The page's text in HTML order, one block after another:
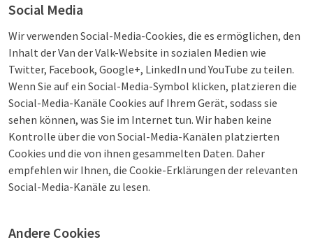
Social Media
Wir verwenden Social-Media-Cookies, die es ermöglichen, den
Inhalt der Van der Valk-Website in sozialen Medien wie
Twitter, Facebook, Google+, LinkedIn und YouTube zu teilen.
Wenn Sie auf ein Social-Media-Symbol klicken, platzieren die
Social-Media-Kanäle Cookies auf Ihrem Gerät, sodass sie
sehen können, was Sie im Internet tun. Wir haben keine
Kontrolle über die von Social-Media-Kanälen platzierten
Cookies und die von ihnen gesammelten Daten. Daher
empfehlen wir Ihnen, die Cookie-Erklärungen der relevanten
Social-Media-Kanäle zu lesen.
Andere Cookies